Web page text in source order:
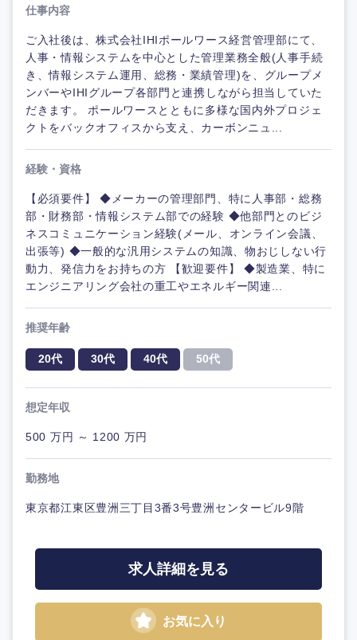
仕事内容
ご入社後は、株式会社IHIポールワース経営管理部にて、
人事・情報システムを中心とした管理業務全般(人事手続
き、情報システム運用、総務・業績管理)を、グループメ
ンバーやIHIグループ各部門と連携しながら担当していた
だきます。 ポールワースとともに多様な国内外プロジェ
クトをバックオフィスから支え、カーボンニュ...
経験・資格
【必須要件】 ◆メーカーの管理部門、特に人事部・総務
部・財務部・情報システム部での経験 ◆他部門とのビジ
ネスコミュニケーション経験(メール、オンライン会議、
出張等) ◆一般的な汎用システムの知識、物おじしない行
動力、発信力をお持ちの方 【歓迎要件】 ◆製造業、特に
エンジニアリング会社の重工やエネルギー関連...
推奨年齢
20代 30代 40代 50代
想定年収
500 万円 ～ 1200 万円
勤務地
東京都江東区豊洲三丁目3番3号豊洲センタービル9階
求人詳細を見る
お気に入り